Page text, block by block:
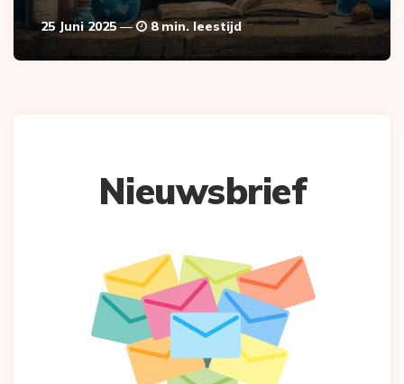
25 Juni 2025 8 min. leestijd
Nieuwsbrief